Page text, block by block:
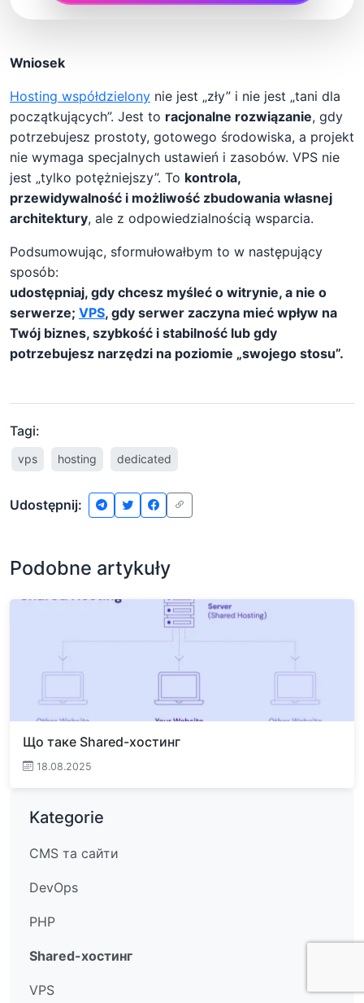
Wniosek
Hosting współdzielony nie jest „zły” i nie jest „tani dla
początkujących”. Jest to racjonalne rozwiązanie, gdy
potrzebujesz prostoty, gotowego środowiska, a projekt
nie wymaga specjalnych ustawień i zasobów. VPS nie
jest „tylko potężniejszy”. To kontrola,
przewidywalność i możliwość zbudowania własnej
architektury, ale z odpowiedzialnością wsparcia.
Podsumowując, sformułowałbym to w następujący
sposób:
udostępniaj, gdy chcesz myśleć o witrynie, a nie o
serwerze; VPS, gdy serwer zaczyna mieć wpływ na
Twój biznes, szybkość i stabilność lub gdy
potrzebujesz narzędzi na poziomie „swojego stosu”.
Tagi:
vps hosting dedicated
Udostępnij:
Podobne artykuły
Що таке Shared-хостинг
18.08.2025
Kategorie
CMS та сайти
DevOps
PHP
Shared-хостинг
VPS